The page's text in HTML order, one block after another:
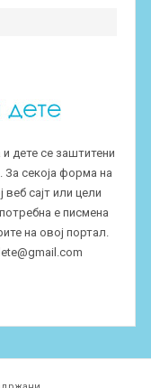
дете се заштитени
За секоја форма на
сајт или цели
е писмена
на овој портал.